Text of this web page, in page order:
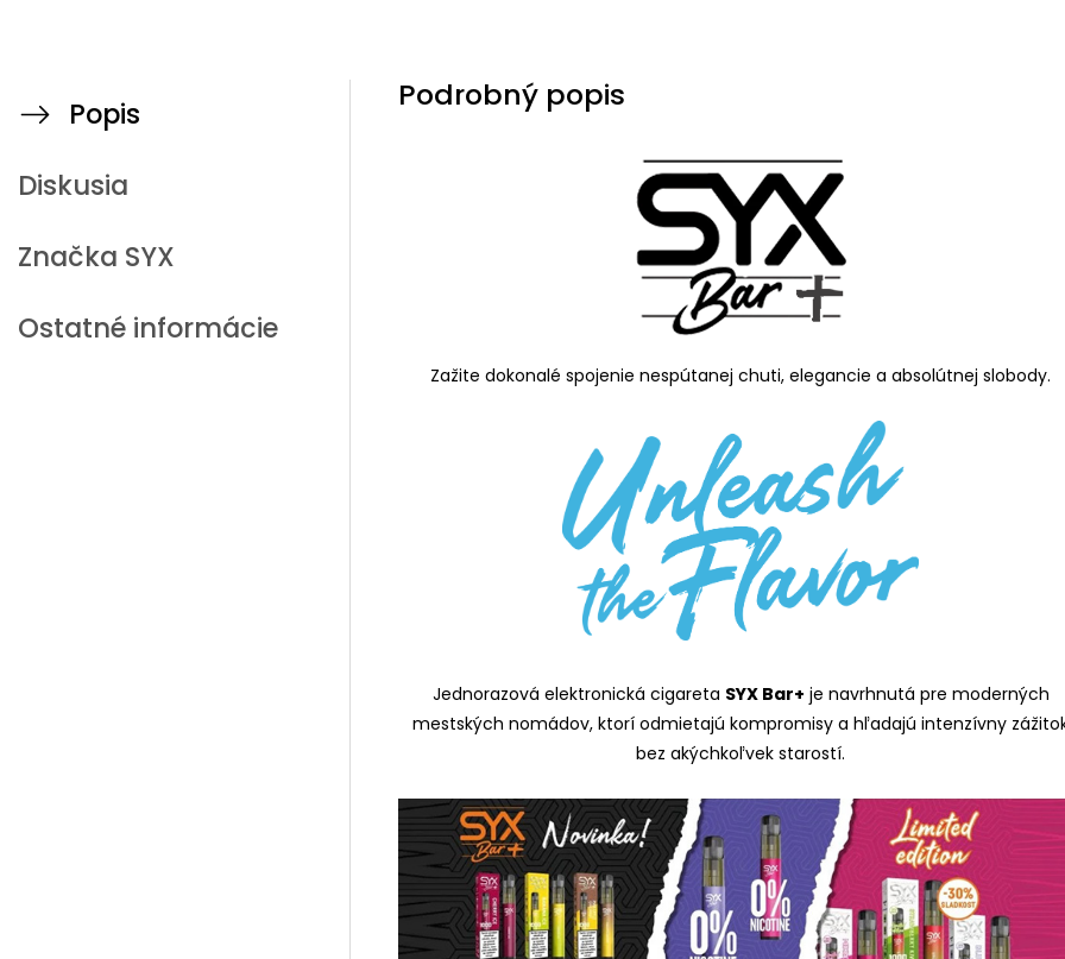
Popis
Diskusia
Značka SYX
Ostatné informácie
Podrobný popis
Zažite dokonalé spojenie nespútanej chuti, elegancie a absolútnej slobody.
Jednorazová elektronická cigareta SYX Bar+ je navrhnutá pre moderných
mestských nomádov, ktorí odmietajú kompromisy a hľadajú intenzívny
bez akýchkoľvek starostí.